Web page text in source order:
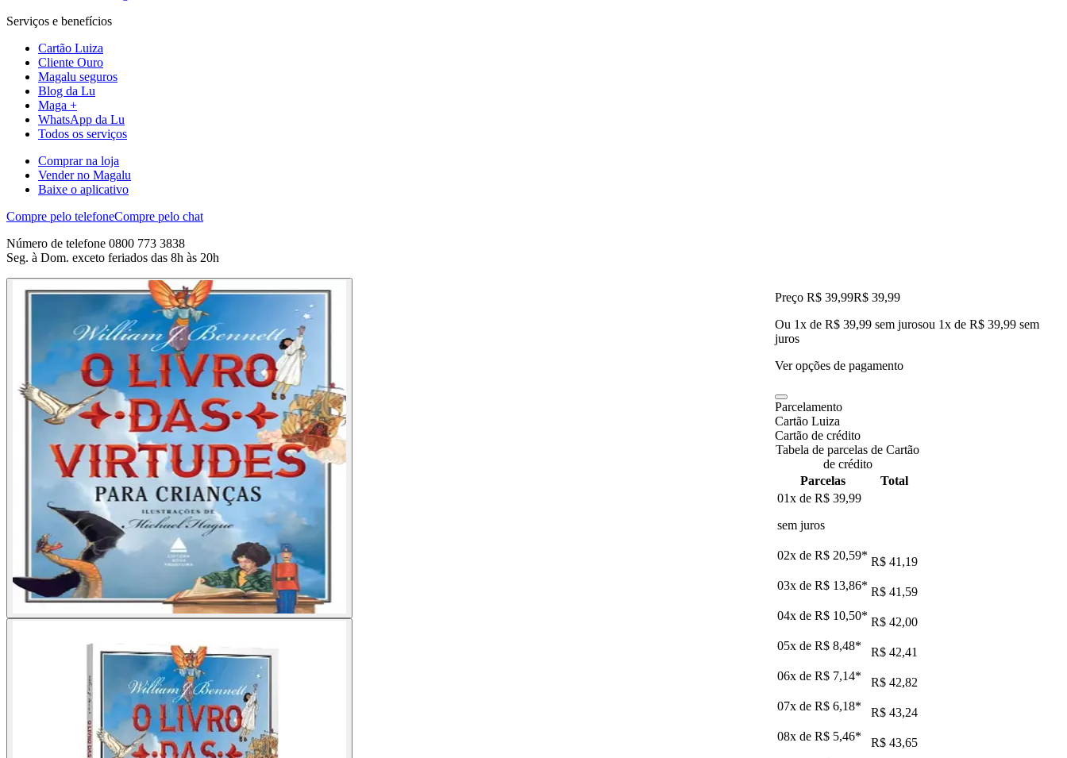
Serviços e benefícios
Cartão Luiza
Cliente Ouro
Magalu seguros
Blog da Lu
Maga +
WhatsApp da Lu
Todos os serviços
Comprar na loja
Vender no Magalu
Baixe o aplicativo
Compre pelo telefoneCompre pelo chat
Número de telefone 0800 773 3838
Seg. à Dom. exceto feriados das 8h às 20h
Preço R$ 39,99R$ 39,99
Ou 1x de R$ 39,99 sem jurosou 1x de R$ 39,99 sem
juros
Ver opções de pagamento
Parcelamento
Cartão Luiza
Cartão de crédito
Tabela de parcelas de Cartão
de crédito
Parcelas
Total
01x de R$ 39,99
sem juros
02x de R$ 20,59* R$ 41,19
03x de R$ 13,86* R$ 41,59
04x de R$ 10,50* R$ 42,00
05x de R$ 8,48*
R$ 42,41
06x de R$ 7,14*
R$ 42,82
07x de R$ 6,18*
R$ 43,24
08x de R$ 5,46*
R$ 43,65